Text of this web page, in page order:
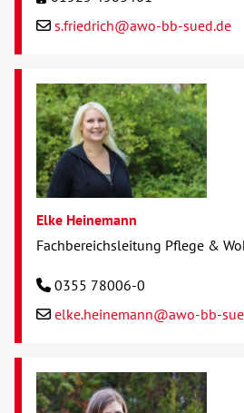
s.friedrich@awo-bb-sued.de
Elke Heinemann
Fachbereichsleitung Pflege &
0355 78006-0
elke.heinemann@awo-bb-